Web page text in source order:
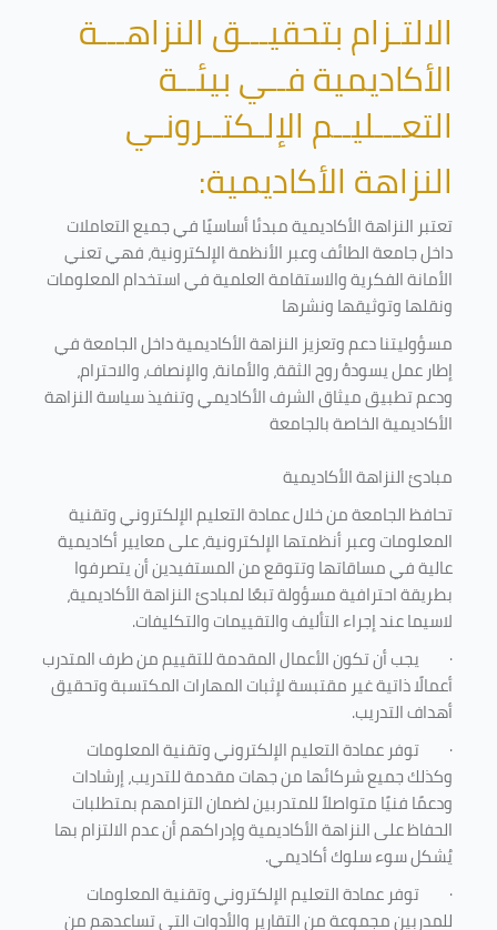
الالتـزام بتحقيـــق النزاهـــة
الأكاديمية فــي بيئــة
التعـــليــم الإلـكتــرونـي
النزاهة الأكاديمية:
تعتبر النزاهة الأكاديمية مبدئا أساسيًا في جميع التعاملات
داخل جامعة الطائف وعبر الأنظمة الإلكترونية، فهي تعني
الأمانة الفكرية والاستقامة العلمية في استخدام المعلومات
ونقلها وتوثيقها ونشرها
مسؤوليتنا دعم وتعزيز النزاهة الأكاديمية داخل الجامعة في
إطار عمل يسودهُ روح الثقة، والأمانة، والإنصاف، والاحترام،
ودعم تطبيق ميثاق الشرف الأكاديمي وتنفيذ سياسة النزاهة
الأكاديمية الخاصة بالجامعة
مبادئ النزاهة الأكاديمية
تحافظ الجامعة من خلال عمادة التعليم الإلكتروني وتقنية
المعلومات وعبر أنظمتها الإلكترونية، على معايير أكاديمية
عالية في مساقاتها وتتوقع من المستفيدين أن يتصرفوا
بطريقة احترافية مسؤولة تبعًا لمبادئ النزاهة الأكاديمية،
لاسيما عند إجراء التأليف والتقييمات والتكليفات.
· يجب أن تكون الأعمال المقدمة للتقييم من طرف المتدرب
أعمالًا ذاتية غير مقتبسة لإثبات المهارات المكتسبة وتحقيق
أهداف التدريب.
· توفر عمادة التعليم الإلكتروني وتقنية المعلومات
وكذلك جميع شركائها من جهات مقدمة للتدريب، إرشادات
ودعمًا فنيًا متواصلاً للمتدربين لضمان التزامهم بمتطلبات
الحفاظ على النزاهة الأكاديمية وإدراكهم أن عدم الالتزام بها
يُشكل سوء سلوك أكاديمي.
· توفر عمادة التعليم الإلكتروني وتقنية المعلومات
للمدربين مجموعة من التقارير والأدوات التي تساعدهم من